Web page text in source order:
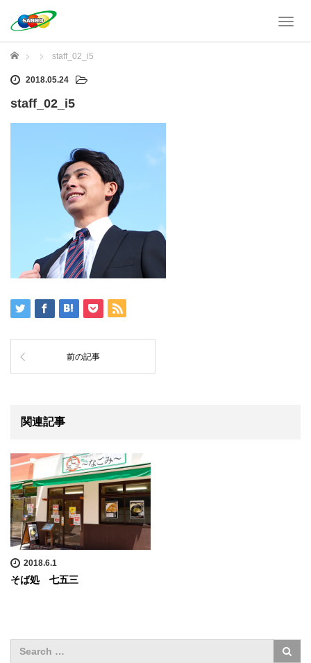
T
ホーム staff_02_i5
2018.05.24
staff_02_i5
前の記事
関連記事
2018.6.1
そば処 七五三